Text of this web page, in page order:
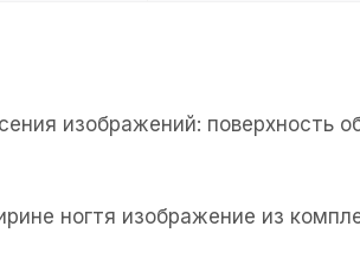
изображений: поверхность
ногтя изображение из